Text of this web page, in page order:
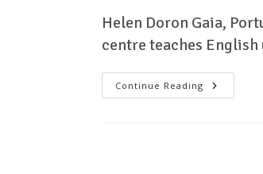
Helen Doron Gaia,
centre teaches
Continue Reading